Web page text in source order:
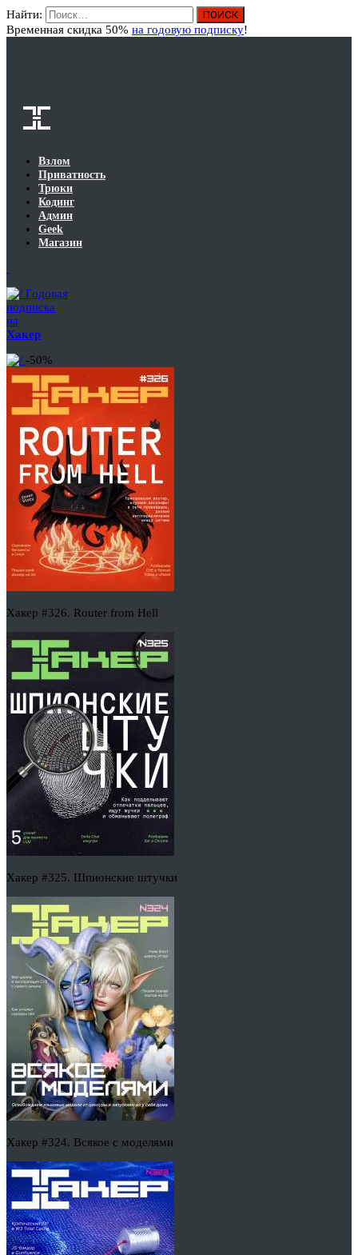
Найти:
Временная скидка 50% на годовую подписку!
Взлом
Приватность
Трюки
Кодинг
Админ
Geek
Магазин
Годовая
подписка
на
Хакер
-50%
Хакер #326. Router from Hell
Хакер #325. Шпионские штучки
Хакер #324. Всякое с моделями